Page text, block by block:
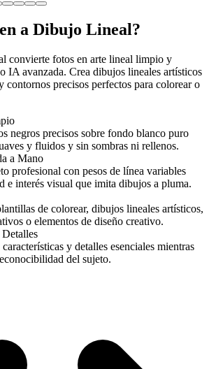
a Dibujo Lineal?
convierte fotos en arte lineal limpio y
IA avanzada. Crea dibujos lineales artísticos
contornos precisos perfectos para colorear o
negros precisos sobre fondo blanco puro
y fluidos y sin sombras ni rellenos.
a Mano
profesional con pesos de línea variables
e interés visual que imita dibujos a pluma.
de colorear, dibujos lineales artísticos,
o elementos de diseño creativo.
y detalles esenciales mientras
del sujeto.